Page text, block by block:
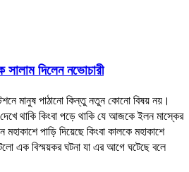
সালাম দিলেন নভোচারী
মানুষ পাঠানো কিন্তু নতুন কোনো বিষয় নয়।
থাকি কিংবা পড়ে থাকি যে আজকে ইলন মাস্কের
পাড়ি দিয়েছে কিংবা কালকে মহাকাশে
এক বিস্ময়কর ঘটনা যা এর আগে ঘটেছে বলে